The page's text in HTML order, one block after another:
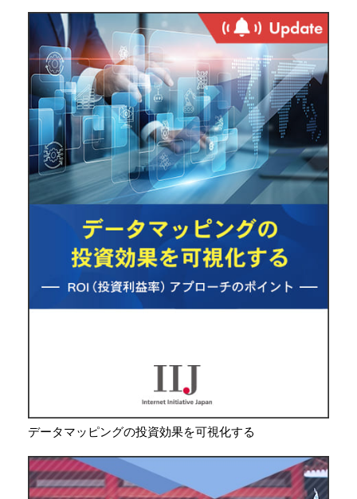
データマッピングの投資効果を可視化する